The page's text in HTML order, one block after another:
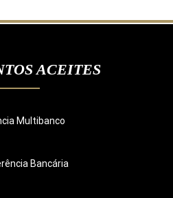
ACEITES
Multibanco
Bancária